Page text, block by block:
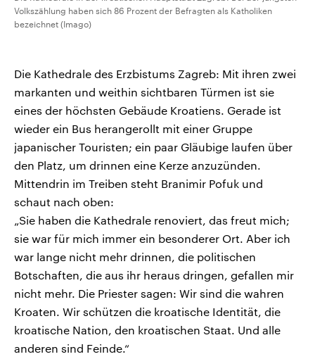
Volkszählung haben sich 86 Prozent der Befragten als Katholiken
bezeichnet (Imago)
Die Kathedrale des Erzbistums Zagreb: Mit ihren zwei
markanten und weithin sichtbaren Türmen ist sie
eines der höchsten Gebäude Kroatiens. Gerade ist
wieder ein Bus herangerollt mit einer Gruppe
japanischer Touristen; ein paar Gläubige laufen über
den Platz, um drinnen eine Kerze anzuzünden.
Mittendrin im Treiben steht Branimir Pofuk und
schaut nach oben:
„Sie haben die Kathedrale renoviert, das freut mich;
sie war für mich immer ein besonderer Ort. Aber ich
war lange nicht mehr drinnen, die politischen
Botschaften, die aus ihr heraus dringen, gefallen mir
nicht mehr. Die Priester sagen: Wir sind die wahren
Kroaten. Wir schützen die kroatische Identität, die
kroatische Nation, den kroatischen Staat. Und alle
anderen sind Feinde.“